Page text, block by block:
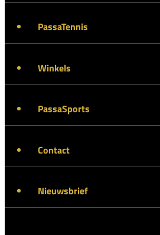
PassaTennis
Winkels
PassaSports
Contact
Nieuwsbrief